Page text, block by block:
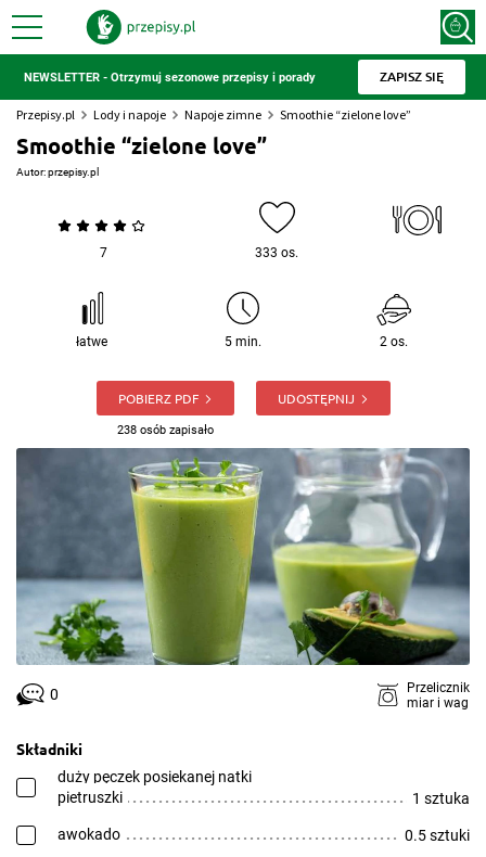
NEWSLETTER - Otrzymuj sezonowe przepisy i porady ZAPISZ SIĘ
Przepisy.pl Lody i napoje Napoje zimne Smoothie “zielone love”
Smoothie “zielone love”
Autor:przepisy.pl
7 333 os.
łatwe 5 min. 2 os.
POBIERZ PDF
238 osób zapisało
UDOSTĘPNIJ
0
Przelicznik
miar i wag
Składniki
duży pęczek posiekanej natki
pietruszki
1 sztuka
awokado 0.5 sztuki